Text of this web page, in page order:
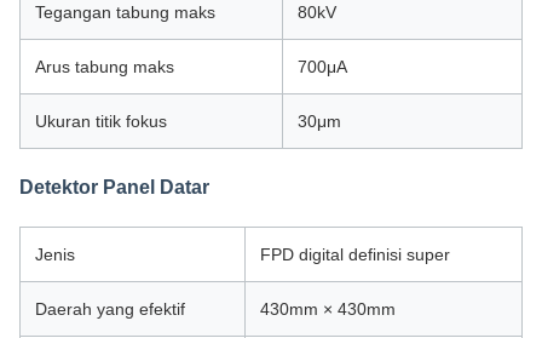
Tegangan tabung maks 80kV
Arus tabung maks 700μA
Ukuran titik fokus 30μm
Detektor Panel Datar
Jenis FPD digital definisi super
Daerah yang efektif 430mm × 430mm